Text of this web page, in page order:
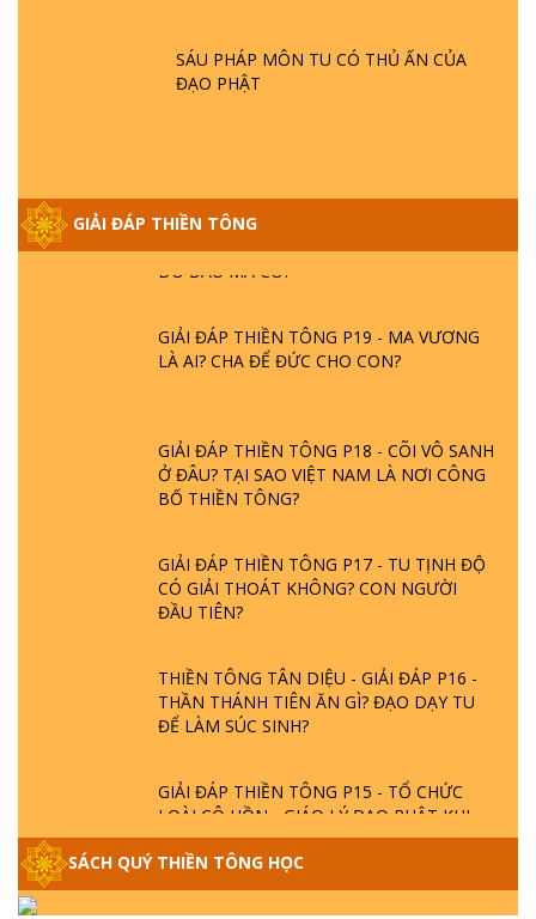
SÁU PHÁP MÔN TU CÓ THỦ ẤN CỦA
ĐẠO PHẬT
GIẢI ĐÁP THIỀN TÔNG
GIẢI ĐÁP VỀ LỄ TIỄN THIỀN TÔNG SƯ
GIẢI ĐÁP THIỀN TÔNG ĐẶC BIỆT PHẦN 20
GIẢI ĐÁP THIỀN TÔNG P19 - MA VƯƠNG
LÀ AI? CHA ĐỂ ĐỨC CHO CON?
GIẢI ĐÁP THIỀN TÔNG P18 - CÕI VÔ SANH
Ở ĐÂU? TẠI SAO VIỆT NAM LÀ NƠI CÔNG
BỐ THIỀN TÔNG?
GIẢI ĐÁP THIỀN TÔNG P17 - TU TỊNH ĐỘ
CÓ GIẢI THOÁT KHÔNG? CON NGƯỜI
ĐẦU TIÊN?
THIỀN TÔNG TÂN DIỆU - GIẢI ĐÁP P16 -
THẦN THÁNH TIÊN ĂN GÌ? ĐẠO DẠY TU
ĐỂ LÀM SÚC SINH?
GIẢI ĐÁP THIỀN TÔNG P15 - TỔ CHỨC
LOÀI CÔ HỒN - GIÁO LÝ ĐẠO PHẬT KHI
GIẢI ĐÁP THIỀN TÔNG ĐẶC BIỆT - P14 -
SÁCH QUÝ THIỀN TÔNG HỌC